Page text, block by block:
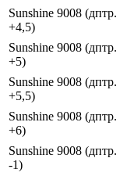
Sunshine 9008 (дптр.
+4,5)
Sunshine 9008 (дптр.
+5)
Sunshine 9008 (дптр.
+5,5)
Sunshine 9008 (дптр.
+6)
Sunshine 9008 (дптр.
-1)